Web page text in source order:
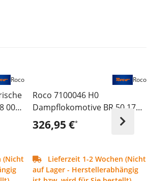
002
(Nicht
Roco
Roco 7100046 H0
Dampflokomotive BR 50 1751
DB ,Ep III
326,95 €*
Lieferzeit 1-2 Wochen (Nicht
auf Lager - Herstellerabhängig
Roco